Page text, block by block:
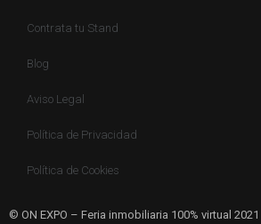
Contrata tu Stand
Blog
Aviso Legal
Política de Privacidad
Política de Cookies
© ON EXPO – Feria inmobiliaria 100% virtual 2021